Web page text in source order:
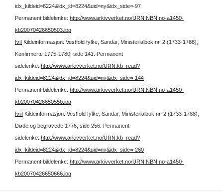
idx_kildeid=8224&idx_id=8224&uid=ny&idx_side=-97
Permanent bildelenke: http://www.arkivverket.no/URN:NBN:no-a1450-
kb20070426650503.jpg
[vi] Kildeinformasjon: Vestfold fylke, Sandar, Ministerialbok nr. 2 (1733-1788),
Konfirmerte 1775-1780, side 141. Permanent
sidelenke: http://www.arkivverket.no/URN:kb_read?
idx_kildeid=8224&idx_id=8224&uid=ny&idx_side=-144
Permanent bildelenke: http://www.arkivverket.no/URN:NBN:no-a1450-
kb20070426650550.jpg
[vii] Kildeinformasjon: Vestfold fylke, Sandar, Ministerialbok nr. 2 (1733-1788),
Døde og begravede 1776, side 256. Permanent
sidelenke: http://www.arkivverket.no/URN:kb_read?
idx_kildeid=8224&idx_id=8224&uid=ny&idx_side=-260
Permanent bildelenke: http://www.arkivverket.no/URN:NBN:no-a1450-
kb20070426650666.jpg